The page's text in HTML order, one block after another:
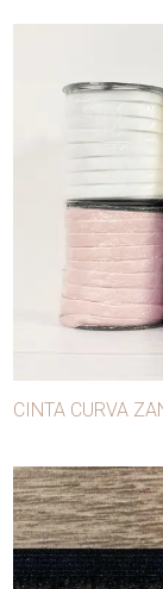
- Avíos de
- Carnaval
-
Agujas
Anilinas
Apliques
Aros
CINTA CURVA